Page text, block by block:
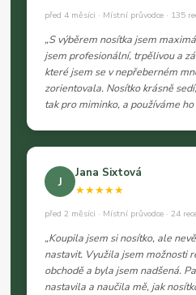
před 4 měsíci · Místní průvodce · 135
„S výběrem nosítka jsem
jsem profesionální, trpělivou a
které jsem se v nepřeberném
zorientovala. Nosítko krásně
tak pro miminko, a používáme
J
Jana Sixtová
★★★★★
před 2 měsíci · Místní průvodce · 24
„Koupila jsem si nosítko, ale
nastavit. Využila jsem možnosti
obchodě a byla jsem nadšená.
nastavila a naučila mě, jak